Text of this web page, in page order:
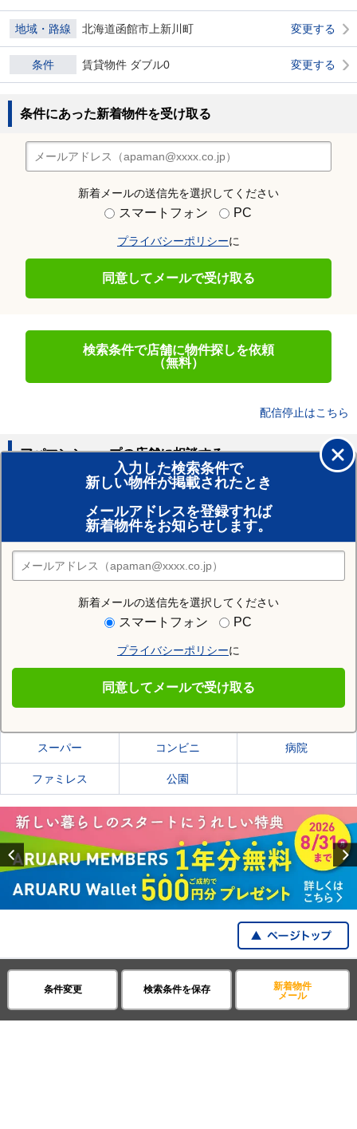
条件変更 検索条件を保存
新着物件
メール
地域・路線 北海道函館市上新川町 変更する
条件 賃貸物件 ダブル0 変更する
条件にあった新着物件を受け取る
新着メールの送信先を選択してください
スマートフォン PC
プライバシーポリシーに
同意してメールで受け取る
検索条件で店舗に物件探しを依頼
（無料）
配信停止はこちら
入力した検索条件で
新しい物件が掲載されたとき
メールアドレスを登録すれば
新着物件をお知らせします。
新着メールの送信先を選択してください
スマートフォン PC
プライバシーポリシーに
同意してメールで受け取る
アパマンショップの店舗に相談する
賃貸のプロがお部屋探し！
おまかせ物件リクエスト
住みたい街の店舗を探す
店舗検索
住む街研究所で函館市の情報を見る
函館市の施設一覧
スーパー コンビニ 病院
ファミレス 公園
Previous
賃貸・不動産アパマンショップ 北海道 函館市 上新川町
全国の都道府県から探す